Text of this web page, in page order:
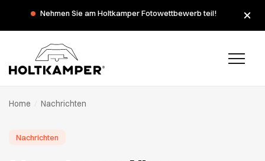
Nehmen Sie am Holtkamper Fotowettbewerb teil!
und 10. August, geschlossen.
Home Nachrichten
Nachrichten